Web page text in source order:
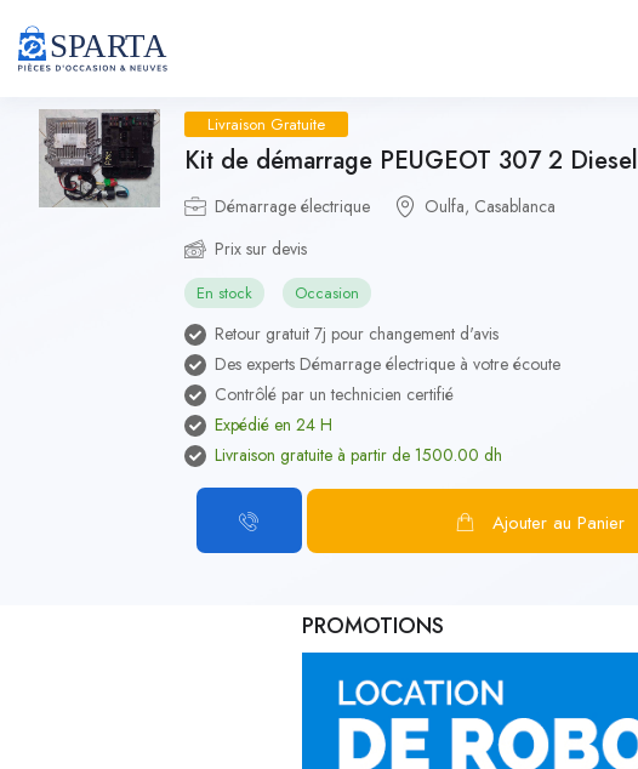
Livraison Gratuite
Kit de démarrage PEUGEOT 307 2 Diesel
Démarrage électrique
Oulfa, Casablanca
Prix sur devis
En stock Occasion
Retour gratuit 7j pour changement d'avis
Des experts Démarrage électrique à votre écoute
Contrôlé par un technicien certifié
Expédié en 24 H
Livraison gratuite à partir de 1500.00 dh
Ajouter au Panier
PROMOTIONS